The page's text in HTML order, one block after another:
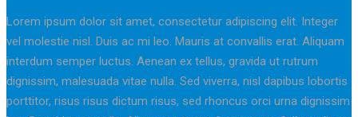
Lorem ipsum dolor sit amet, consectetur adipiscing elit. Integer
vel molestie nisl. Duis ac mi leo. Mauris at convallis erat. Aliquam
interdum semper luctus. Aenean ex tellus, gravida ut rutrum
dignissim, malesuada vitae nulla. Sed viverra, nisl dapibus lobortis
porttitor, risus risus dictum risus, sed rhoncus orci urna dignissim